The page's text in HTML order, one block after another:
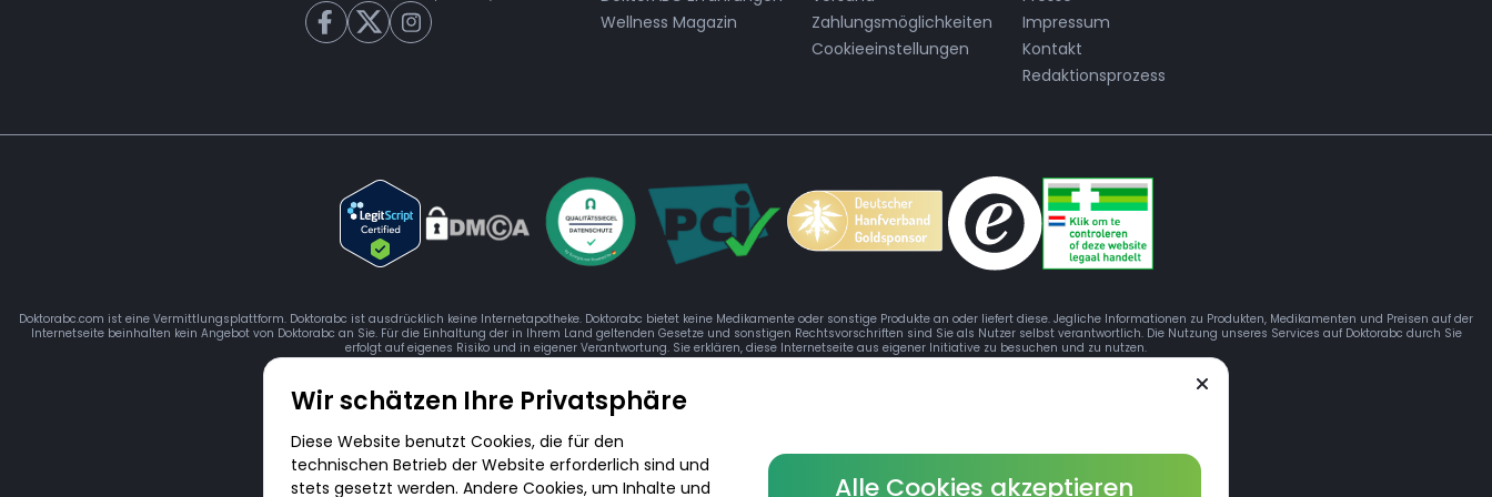
Wellness Magazin
Zahlungsmöglichkeiten
Cookieeinstellungen
Impressum
Kontakt
Redaktionsprozess
Doktorabc.com ist eine Vermittlungsplattform. Doktorabc ist ausdrücklich keine Internetapotheke. Doktorabc bietet keine Medikamente oder sonstige Produkte an oder liefert diese. Jegliche Informationen zu Produkten, Medikamenten und Preisen auf der
Internetseite beinhalten kein Angebot von Doktorabc an Sie. Für die Einhaltung der in Ihrem Land geltenden Gesetze und sonstigen Rechtsvorschriften sind Sie als Nutzer selbst verantwortlich. Die Nutzung unseres Services auf Doktorabc durch Sie
erfolgt auf eigenes Risiko und in eigener Verantwortung. Sie erklären, diese Internetseite aus eigener Initiative zu besuchen und zu nutzen.
© 2026 DoktorABC.com
Wir schätzen Ihre Privatsphäre
Diese Website benutzt Cookies, die für den
technischen Betrieb der Website erforderlich sind und
stets gesetzt werden. Andere Cookies, um Inhalte und
Alle Cookies akzeptieren